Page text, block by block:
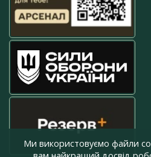
Ми використовуємо файли